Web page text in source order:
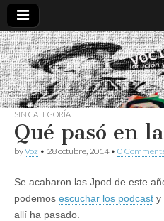
Comunicación,
Locucion y
Producción
Audiovisual
SIN CATEGORÍA
Qué pasó en
byVoz • 28 octubre, 2014• 0
Se acabaron las Jpod de este
podemos escuchar los podcast y
allí ha pasado.